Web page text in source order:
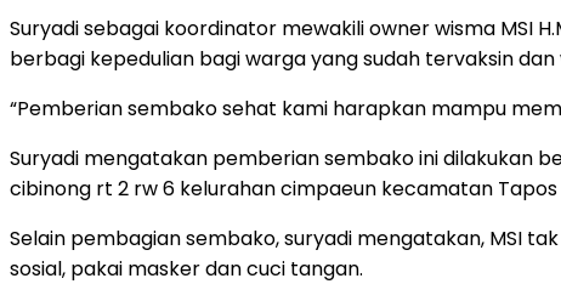
Suryadi sebagai koordinator mewakili owner wisma MSI
berbagi kepedulian bagi warga yang sudah tervaksin
“Pemberian sembako sehat kami harapkan mampu
Suryadi mengatakan pemberian sembako ini dilakukan
cibinong rt 2 rw 6 kelurahan cimpaeun kecamatan Tapos
Selain pembagian sembako, suryadi mengatakan, MSI
sosial, pakai masker dan cuci tangan.